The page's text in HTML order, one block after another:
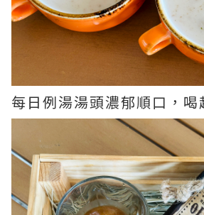
每日例湯湯頭濃郁順口，喝